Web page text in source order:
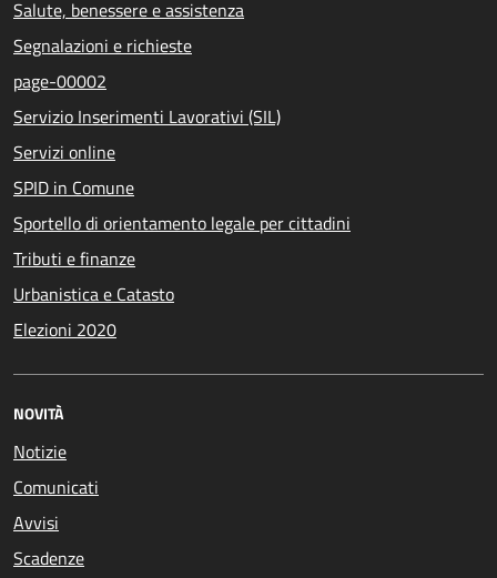
Salute, benessere e assistenza
Segnalazioni e richieste
page-00002
Servizio Inserimenti Lavorativi (SIL)
Servizi online
SPID in Comune
Sportello di orientamento legale per cittadini
Tributi e finanze
Urbanistica e Catasto
Elezioni 2020
NOVITÀ
Notizie
Comunicati
Avvisi
Scadenze